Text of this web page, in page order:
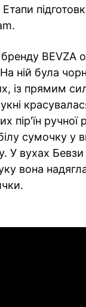
BEVZA
ній була
із прямим
пір'їн ручної
сумочку у
У вухах Бевзи
вона